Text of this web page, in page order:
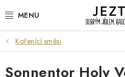
na
DÁRKOVÉ SADY
TRVANLIVÉ
Kořenící směsi
Sonnentor Holy